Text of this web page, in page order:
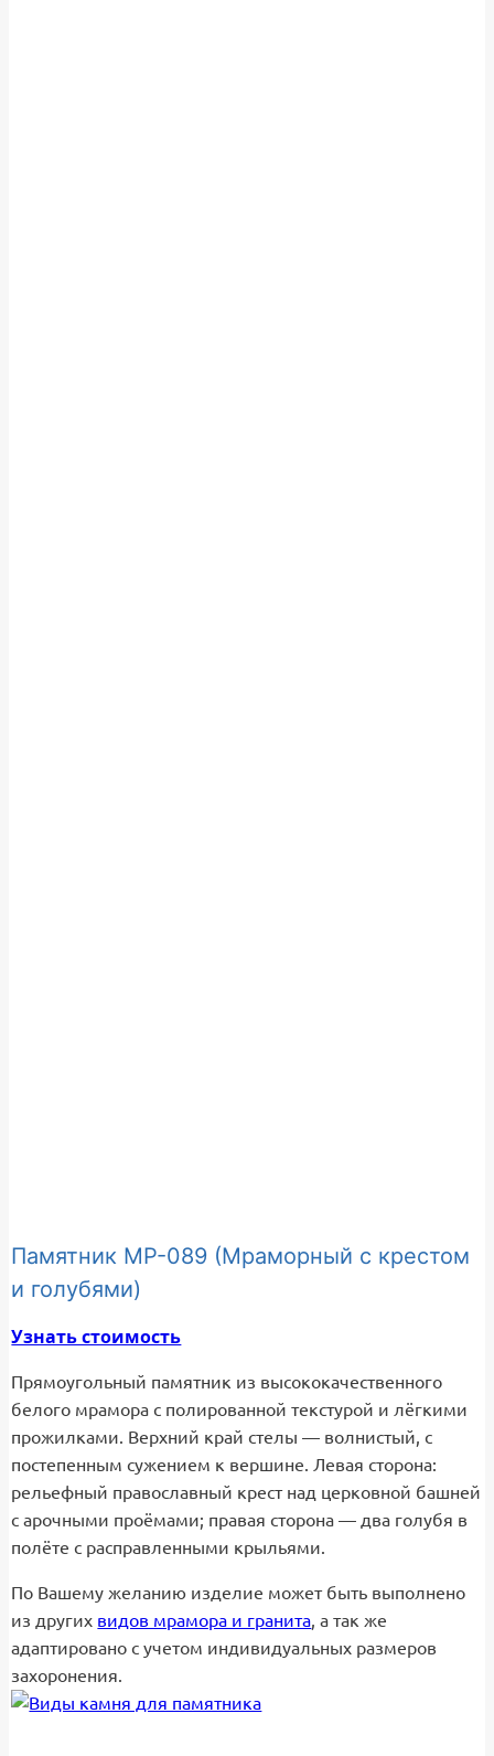
Памятник МР-089 (Мраморный с крестом
и голубями)
Узнать стоимость
Прямоугольный памятник из высококачественного
белого мрамора с полированной текстурой и лёгкими
прожилками. Верхний край стелы — волнистый, с
постепенным сужением к вершине. Левая сторона:
рельефный православный крест над церковной башней
с арочными проёмами; правая сторона — два голубя в
полёте с расправленными крыльями.
По Вашему желанию изделие может быть выполнено
из других видов мрамора и гранита, а так же
адаптировано с учетом индивидуальных размеров
захоронения.